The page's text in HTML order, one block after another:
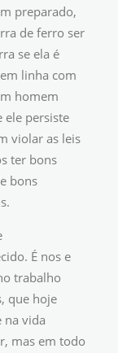
preparado,
de ferro ser
se ela é
linha com
homem
ele persiste
violar as leis
ter bons
bons
É nos e
trabalho
que hoje
na vida
mas em todo